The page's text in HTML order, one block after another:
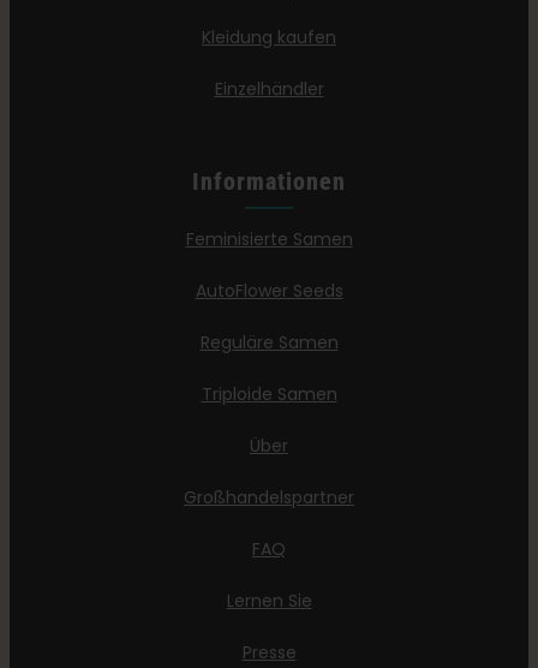
Kleidung kaufen
Einzelhändler
Informationen
Feminisierte Samen
AutoFlower Seeds
Reguläre Samen
Triploide Samen
Über
Großhandelspartner
FAQ
Lernen Sie
Presse